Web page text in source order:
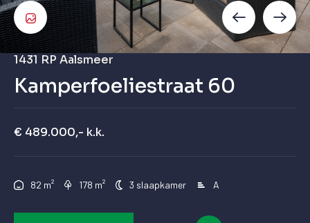
1431 RP Aalsmeer
Kamperfoeliestraat 60
€ 489.000,- k.k.
82 m² 178 m² 3 slaapkamer A